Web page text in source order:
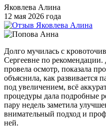
Яковлева Алина
12 мая 2026 года
Долго мучилась с
Сергеевне по
провела осмотр, показала
объяснила, как развивается
под увеличением, всё
процедуры дала подробные
пару недель заметила
внимательный подход и
ней.